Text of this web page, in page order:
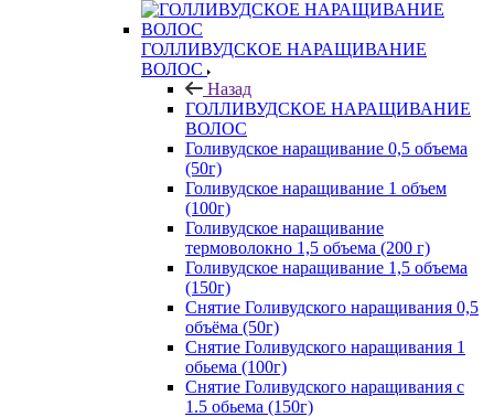
ГОЛЛИВУДСКОЕ НАРАЩИВАНИЕ
ВОЛОС
Назад
ГОЛЛИВУДСКОЕ НАРАЩИВАНИЕ
ВОЛОС
Голивудское наращивание 0,5 объема
(50г)
Голивудское наращивание 1 объем
(100г)
Голивудское наращивание
термоволокно 1,5 объема (200 г)
Голивудское наращивание 1,5 объема
(150г)
Снятие Голивудского наращивания 0,5
объёма (50г)
Снятие Голивудского наращивания 1
обьема (100г)
Снятие Голивудского наращивания с
1.5 обьема (150г)